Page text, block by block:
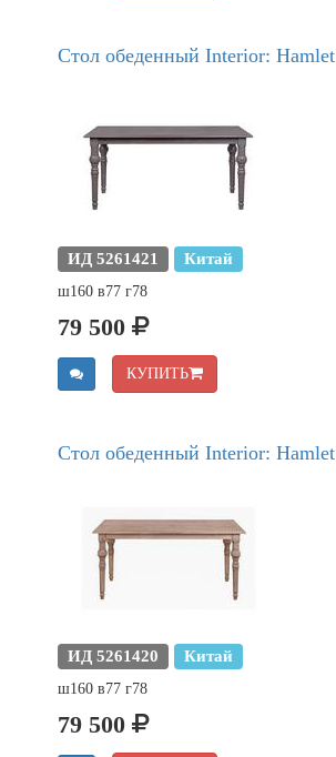
Стол обеденный Interior: Hamlet
ИД 5261421 Китай
ш160 в77 г78
79 500
КУПИТЬ
Стол обеденный Interior: Hamlet
ИД 5261420 Китай
ш160 в77 г78
79 500